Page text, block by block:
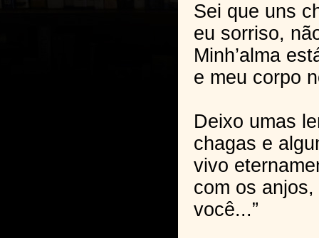
Sei que uns
eu sorriso,
Minh’alma
e meu corpo
Deixo umas
chagas e
vivo
com os
você...”